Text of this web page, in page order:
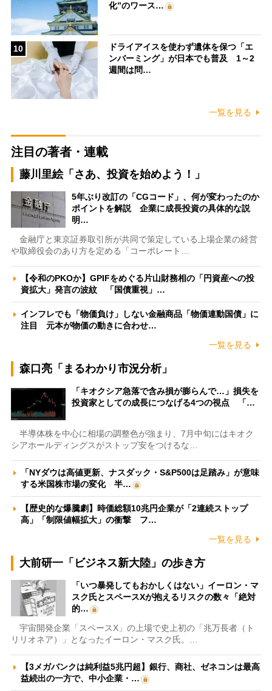
化”のワース…
10
ドライアイスを使わず遺体を保つ「エ
ンバーミング」が日本でも普及 1～2
週間は問…
一覧を見る
注目の著者・連載
藤川里絵「さあ、投資を始めよう！」
5年ぶり改訂の「CGコード」、何が変わったのか
ポイントを解説 企業に成長投資の具体的な説
明…
金融庁と東京証券取引所が共同で策定している上場企業の経営
や取締役会のあり方を定める「コーポレート…
【令和のPKOか】GPIFをめぐる片山財務相の「円資産への投
資拡大」発言の波紋 「国債重視」…
インフレでも「物価負け」しない金融商品「物価連動国債」に
注目 元本が物価の動きに合わせ…
一覧を見る
森口亮「まるわかり市況分析」
「キオクシア急落で含み損が膨らんで…」損失を
投資家としての成長につなげる4つの視点 「…
半導体株を中心に相場の調整色が強まり、7月中旬にはキオク
シアホールディングスがストップ安をつけるな…
「NYダウは高値更新、ナスダック・S&P500は足踏み」が意味
する米国株市場の変化 半…
【歴史的な爆騰劇】時価総額10兆円企業が「2連続ストップ
高」「制限値幅拡大」の衝撃 フ…
一覧を見る
大前研一「ビジネス新大陸」の歩き方
「いつ暴発してもおかしくはない」イーロン・マ
スク氏とスペースXが抱えるリスクの数々「絶対
的…
宇宙開発企業「スペースX」の上場で史上初の「兆万長者（ト
リリオネア）」となったイーロン・マスク氏。…
【3メガバンクは純利益5兆円超】銀行、商社、ゼネコンは最高
益続出の一方で、中小企業・…